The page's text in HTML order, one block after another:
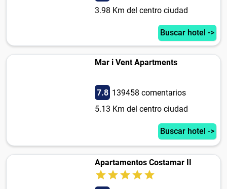
3.98 Km del centro ciudad
Buscar hotel ->
Mar i Vent Apartments
7.8 139458 comentarios
5.13 Km del centro ciudad
Buscar hotel ->
Apartamentos Costamar II